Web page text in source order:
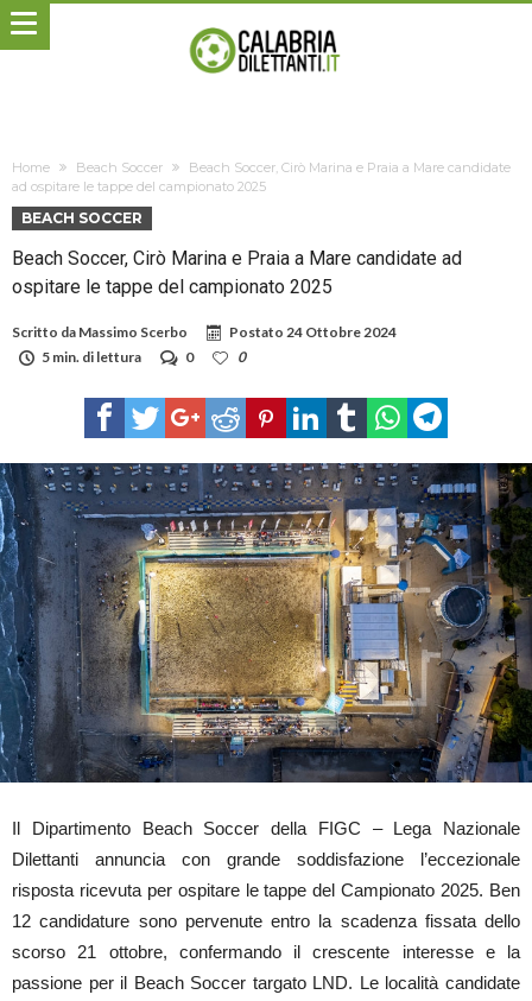
Home Beach Soccer
Beach Soccer, Cirò Marina e Praia a Mare candidate
ad ospitare le tappe del campionato 2025
BEACH SOCCER
Beach Soccer, Cirò Marina e Praia a Mare candidate ad
ospitare le tappe del campionato 2025
Scritto da Massimo Scerbo Postato 24 Ottobre 2024
5 min. di lettura
0 0
Il Dipartimento Beach Soccer della FIGC – Lega Nazionale
Dilettanti annuncia con grande soddisfazione l’eccezionale
risposta ricevuta per ospitare le tappe del Campionato 2025. Ben
12 candidature sono pervenute entro la scadenza fissata dello
scorso 21 ottobre, confermando il crescente interesse e la
passione per il Beach Soccer targato LND. Le località candidate